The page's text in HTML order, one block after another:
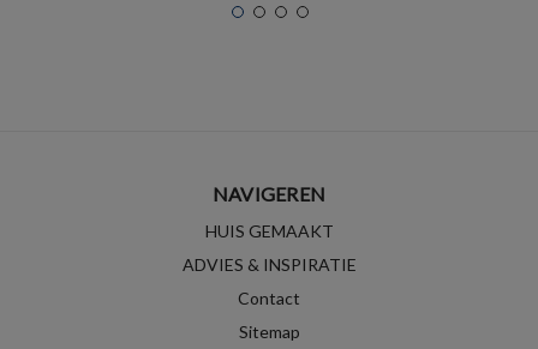
NAVIGEREN
HUIS GEMAAKT
ADVIES & INSPIRATIE
Contact
Sitemap